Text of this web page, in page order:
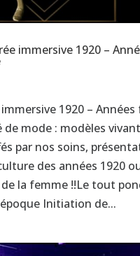
immersive 1920 –
1920 – Années
de mode : modèles
par nos soins,
des années 1920
de la femme !!Le tout
Initiation de...